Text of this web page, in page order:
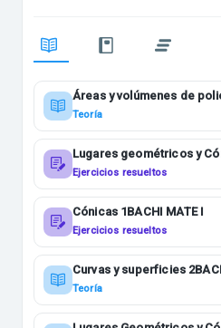
Áreas y volúmenes de
revolución y cuerpos
Teoría
Lugares geométricos y
Ejercicios resueltos
Cónicas 1BACHI MATE I
Ejercicios resueltos
Teoría